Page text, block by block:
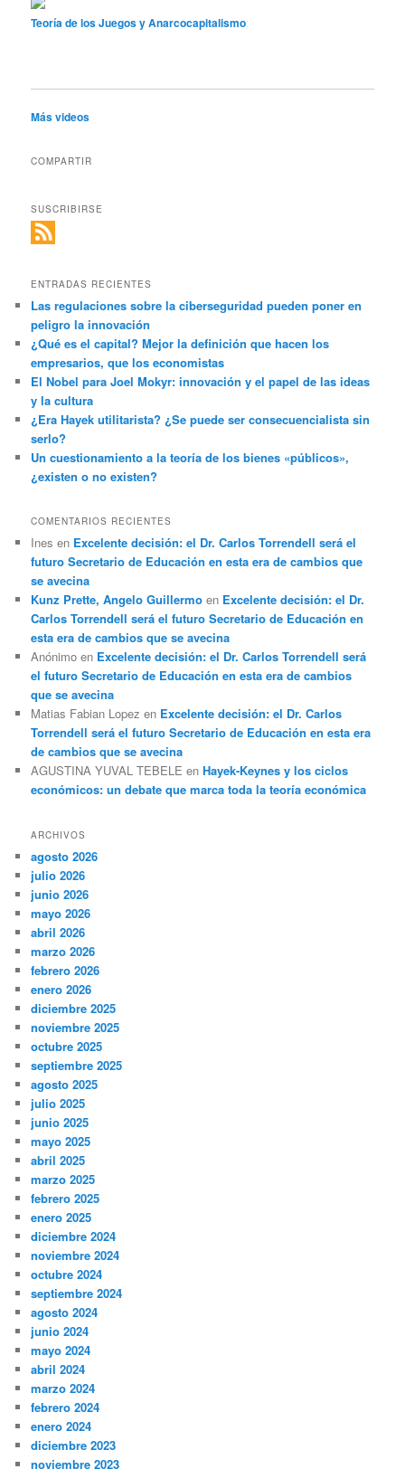
Teoría de los Juegos y Anarcocapitalismo
Más videos
COMPARTIR
SUSCRIBIRSE
ENTRADAS RECIENTES
Las regulaciones sobre la ciberseguridad pueden poner en
peligro la innovación
¿Qué es el capital? Mejor la definición que hacen los
empresarios, que los economistas
El Nobel para Joel Mokyr: innovación y el papel de las ideas
y la cultura
¿Era Hayek utilitarista? ¿Se puede ser consecuencialista sin
serlo?
Un cuestionamiento a la teoría de los bienes «públicos»,
¿existen o no existen?
COMENTARIOS RECIENTES
Ines en Excelente decisión: el Dr. Carlos Torrendell será el
futuro Secretario de Educación en esta era de cambios que
se avecina
Kunz Prette, Angelo Guillermo en Excelente decisión: el Dr.
Carlos Torrendell será el futuro Secretario de Educación en
esta era de cambios que se avecina
Anónimo en Excelente decisión: el Dr. Carlos Torrendell será
el futuro Secretario de Educación en esta era de cambios
que se avecina
Matias Fabian Lopez en Excelente decisión: el Dr. Carlos
Torrendell será el futuro Secretario de Educación en esta era
de cambios que se avecina
AGUSTINA YUVAL TEBELE enHayek-Keynes y los ciclos
económicos: un debate que marca toda la teoría económica
ARCHIVOS
agosto 2026
julio 2026
junio 2026
mayo 2026
abril 2026
marzo 2026
febrero 2026
enero 2026
diciembre 2025
noviembre 2025
octubre 2025
septiembre 2025
agosto 2025
julio 2025
junio 2025
mayo 2025
abril 2025
marzo 2025
febrero 2025
enero 2025
diciembre 2024
noviembre 2024
octubre 2024
septiembre 2024
agosto 2024
junio 2024
mayo 2024
abril 2024
marzo 2024
febrero 2024
enero 2024
diciembre 2023
noviembre 2023